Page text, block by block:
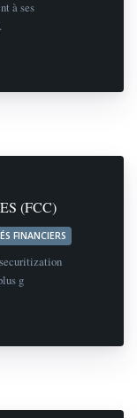
à ses
(FCC)
FINANCIERS
g